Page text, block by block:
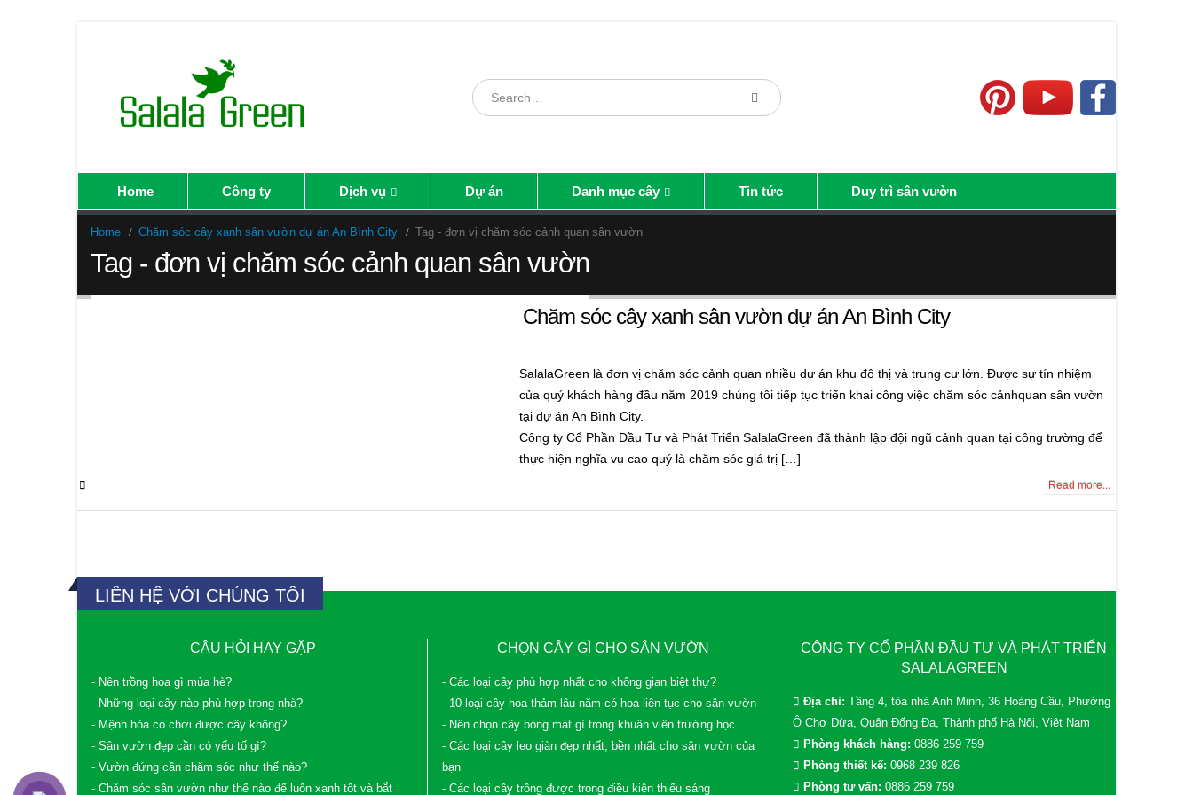
Home Công ty Dịch vụ Dự án Danh mục cây Tin tức Duy trì sân vườn
Home Chăm sóc cây xanh sân vườn dự án An Bình City Tag - đơn vị chăm sóc cảnh quan sân vườn
Tag - đơn vị chăm sóc cảnh quan sân vườn
Chăm sóc cây xanh sân vườn dự án An Bình City
SalalaGreen là đơn vị chăm sóc cảnh quan nhiều dự án khu đô thị và trung cư lớn. Được sự tín nhiệm
của quý khách hàng đầu năm 2019 chúng tôi tiếp tục triển khai công việc chăm sóc cảnhquan sân vườn
tại dự án An Bình City.
Công ty Cổ Phần Đầu Tư và Phát Triển SalalaGreen đã thành lập đội ngũ cảnh quan tại công trường để
thực hiện nghĩa vụ cao quý là chăm sóc giá trị […]
Read more...
LIÊN HỆ VỚI CHÚNG TÔI
CÂU HỎI HAY GẶP
- Nên trồng hoa gì mùa hè?
- Những loại cây nào phù hợp trong nhà?
- Mệnh hỏa có chơi được cây không?
- Sân vườn đẹp cần có yếu tố gì?
- Vườn đứng cần chăm sóc như thế nào?
- Chăm sóc sân vườn như thế nào để luôn xanh tốt và bắt
CHỌN CÂY GÌ CHO SÂN VƯỜN
- Các loại cây phù hợp nhất cho không gian biệt thự?
- 10 loại cây hoa thảm lâu năm có hoa liên tục cho sân vườn
- Nên chọn cây bóng mát gì trong khuân viên trường học
- Các loại cây leo giàn đẹp nhất, bền nhất cho sân vườn của
bạn
- Các loại cây trồng được trong điều kiện thiếu sáng
CÔNG TY CỔ PHẦN ĐẦU TƯ VÀ PHÁT TRIỂN
SALALAGREEN
Địa chỉ:
Tầng 4, tòa nhà Anh Minh, 36 Hoàng Cầu, Phường
Ô Chợ Dừa, Quận Đống Đa, Thành phố Hà Nội, Việt Nam
Phòng khách hàng: 0886 259 759
Phòng thiết kế: 0968 239 826
Phòng tư vấn: 0886 259 759